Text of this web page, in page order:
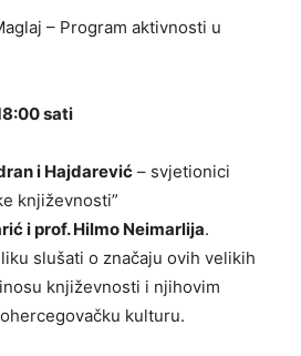
– Program aktivnosti u
sati
i Hajdarević – svjetionici
književnosti”
i prof. Hilmo Neimarlija.
slušati o značaju ovih velikih
književnosti i njihovim
kulturu.